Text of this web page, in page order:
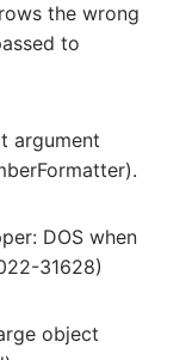
the wrong
to
argument
DOS when
31628)
object